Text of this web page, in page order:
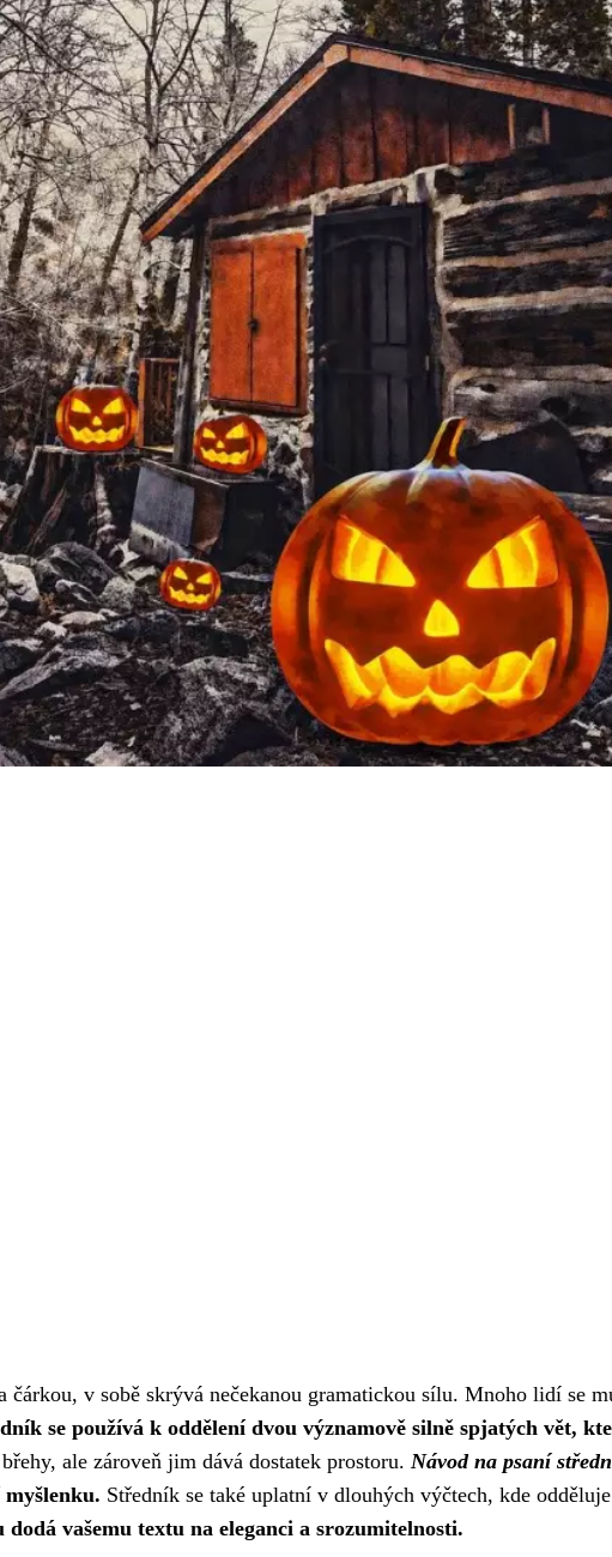
čárkou, v sobě skrývá nečekanou gramatickou sílu. Mnoho lidí se
se používá k oddělení dvou významově silně spjatých vět,
ale zároveň jim dává dostatek prostoru. Návod na psaní
Středník se také uplatní v dlouhých výčtech, kde
vašemu textu na eleganci a srozumitelnosti.